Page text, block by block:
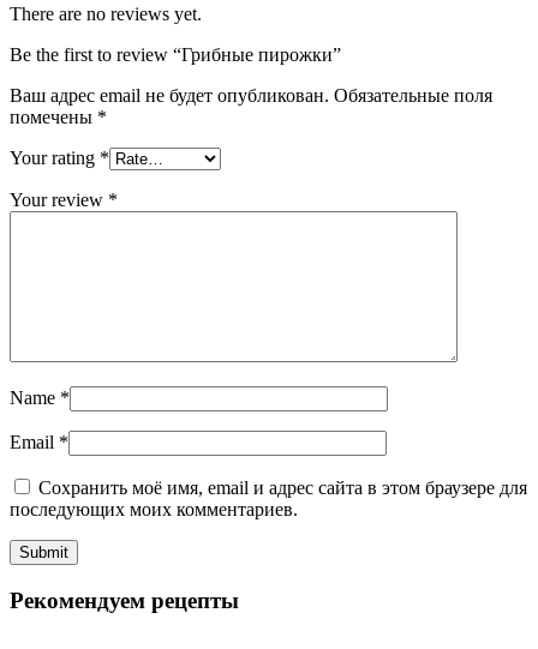
There are no reviews yet.
Be the first to review “Грибные пирожки”
Ваш адрес email не будет опубликован. Обязательные поля
помечены *
Your rating *
Your review *
Name *
Email *
Сохранить моё имя, email и адрес сайта в этом браузере для
последующих моих комментариев.
Рекомендуем рецепты